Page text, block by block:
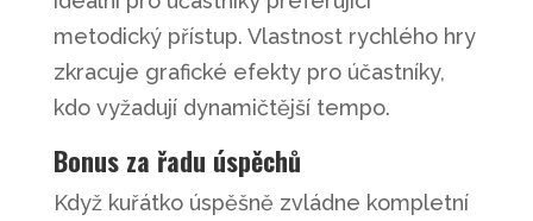
metodický přístup. Vlastnost rychlého hry
zkracuje grafické efekty pro účastníky,
kdo vyžadují dynamičtější tempo.
Bonus za řadu úspěchů
Když kuřátko úspěšně zvládne kompletní